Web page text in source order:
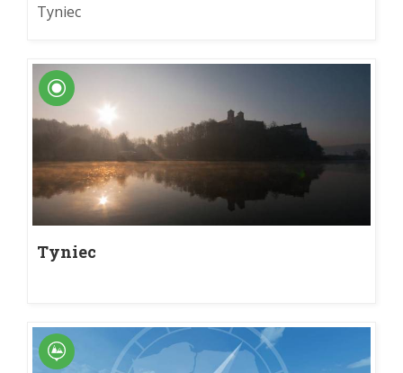
Tyniec
Tyniec